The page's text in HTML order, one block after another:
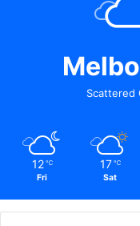
Scattered
12 ℃
Fri
17 ℃
Sat